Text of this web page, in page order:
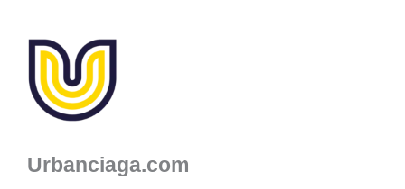
Menarik,
Kreatif
Urbanciaga.com